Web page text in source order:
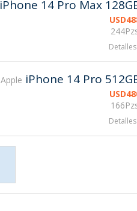
iPhone 14 Pro Max
USD
Detalles
Apple iPhone 14 Pro
USD
Detalles